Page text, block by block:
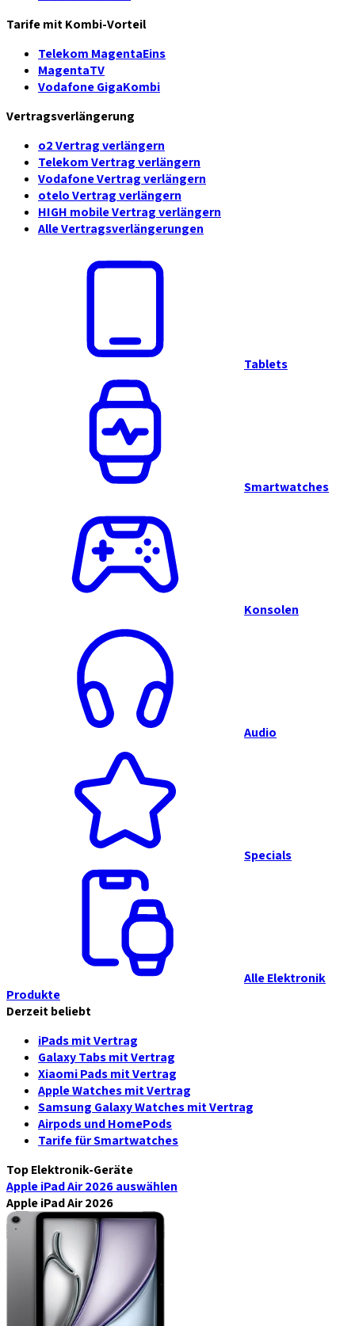
Tarife mit Kombi-Vorteil
Telekom MagentaEins
MagentaTV
Vodafone GigaKombi
Vertragsverlängerung
o2 Vertrag verlängern
Telekom Vertrag verlängern
Vodafone Vertrag verlängern
otelo Vertrag verlängern
HIGH mobile Vertrag verlängern
Alle Vertragsverlängerungen
Tablets
Smartwatches
Konsolen
Audio
Specials
Alle Elektronik
Produkte
Derzeit beliebt
iPads mit Vertrag
Galaxy Tabs mit Vertrag
Xiaomi Pads mit Vertrag
Apple Watches mit Vertrag
Samsung Galaxy Watches mit Vertrag
Airpods und HomePods
Tarife für Smartwatches
Top Elektronik-Geräte
Apple iPad Air 2026auswählen
Apple iPad Air 2026